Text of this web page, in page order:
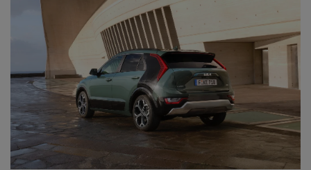
360°-Darstellung
Ausstattungslinien